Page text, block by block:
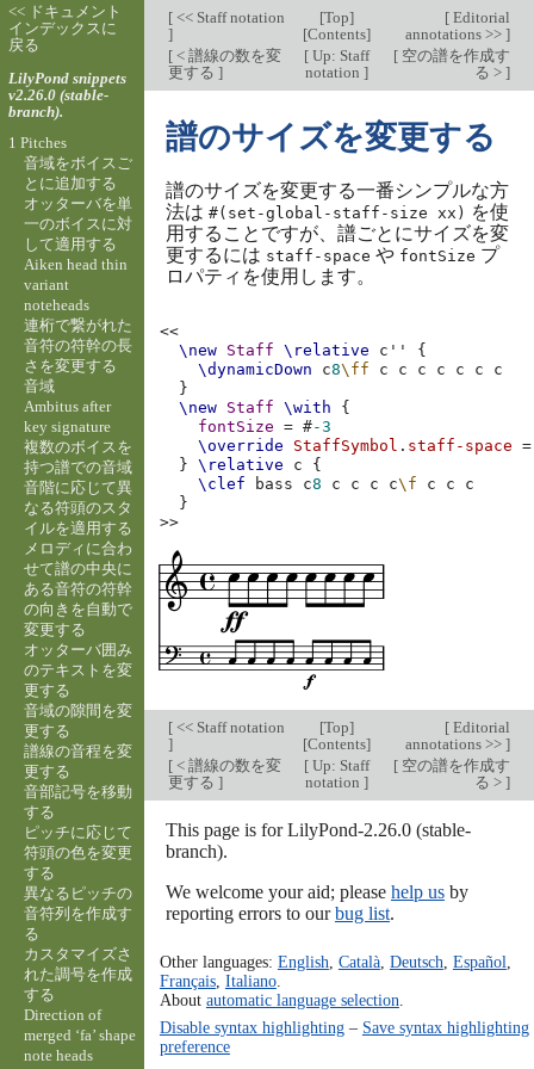
[<< Staff notation
]
[Top]
[Contents]
[Editorial
annotations >> ]
[< 譜線の数を変
更する ]
[Up: Staff
notation ]
[空の譜を作成す
る > ]
譜のサイズを変更する
譜のサイズを変更する一番シンプルな方
法は #(set-global-staff-size xx) を使
用することですが、譜ごとにサイズを変
更するには staff-space や fontSize プ
ロパティを使用します。
<<
\new Staff \relative c''
{
\dynamicDown
c8\ff c c c c c c
c
}
\new Staff \with
{
fontSize
= #-3
\override
StaffSymbol . staff-space
=
}
\relative c
{
\clef
bass c8 c c c c\f c c
c
}
>>
[<< Staff notation
]
[Top]
[Contents]
[Editorial
annotations >> ]
[< 譜線の数を変
更する ]
[Up: Staff
notation ]
[空の譜を作成す
る > ]
This page is for LilyPond-2.26.0 (stable-
branch).
We welcome your aid; please help usby
reporting errors to ourbug list.
Other languages: English Català, Deutsch Español
Français, Italiano.
About automatic language selection
Disable syntax highlighting– Save syntax highlighting
preference
<< ドキュメント
インデックスに
戻る
LilyPond snippets
v2.26.0 (stable-
branch).
1 Pitches
音域をボイスご
とに追加する
オッターバを単
一のボイスに対
して適用する
Aiken head thin
variant
noteheads
連桁で繋がれた
音符の符幹の長
さを変更する
音域
Ambitus after
key signature
複数のボイスを
持つ譜での音域
音階に応じて異
なる符頭のスタ
イルを適用する
メロディに合わ
せて譜の中央に
ある音符の符幹
の向きを自動で
変更する
オッターバ囲み
のテキストを変
更する
音域の隙間を変
更する
譜線の音程を変
更する
音部記号を移動
する
ピッチに応じて
符頭の色を変更
する
異なるピッチの
音符列を作成す
る
カスタマイズさ
れた調号を作成
する
Direction of
merged ‘fa’ shape
note heads